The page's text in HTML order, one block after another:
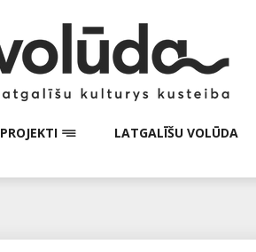
PROJEKTI LATGALĪŠU VOLŪDA